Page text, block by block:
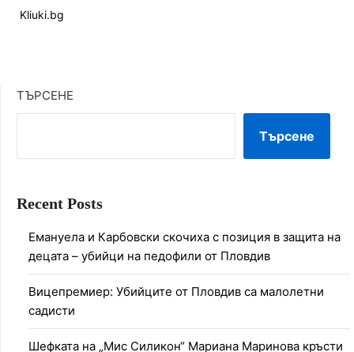
Kliuki.bg
ТЪРСЕНЕ
Търсене
Recent Posts
Емануела и Карбовски скочиха с позиция в защита на
децата – убийци на педофили от Пловдив
Вицепремиер: Убийците от Пловдив са малолетни
садисти
Шефката на „Мис Силикон“ Мариана Маринова кръсти